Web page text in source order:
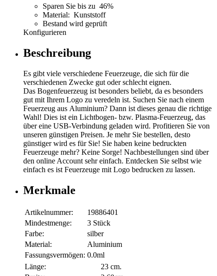
Sparen Sie bis zu 46%
Material: Kunststoff
Bestand wird geprüft
Konfigurieren
Beschreibung
Es gibt viele verschiedene Feuerzeuge, die sich für die
verschiedenen Zwecke gut oder schlecht eignen.
Das Bogenfeuerzeug ist besonders beliebt, da es besonders
gut mit Ihrem Logo zu veredeln ist. Suchen Sie nach einem
Feuerzeug aus Aluminium? Dann ist dieses genau die richtige
Wahl! Dies ist ein Lichtbogen- bzw. Plasma-Feuerzeug, das
über eine USB-Verbindung geladen wird. Profitieren Sie von
unseren günstigen Preisen. Je mehr Sie bestellen, desto
günstiger wird es für Sie! Sie haben keine bedruckten
Feuerzeuge mehr? Keine Sorge! Nachbestellungen sind über
den online Account sehr einfach. Entdecken Sie selbst wie
einfach es ist Feuerzeuge mit Logo bedrucken zu lassen.
Merkmale
Artikelnummer:
19886401
Mindestmenge:
3 Stück
Farbe:
silber
Material:
Aluminium
Fassungsvermögen: 0.0ml
Länge:
23 cm.